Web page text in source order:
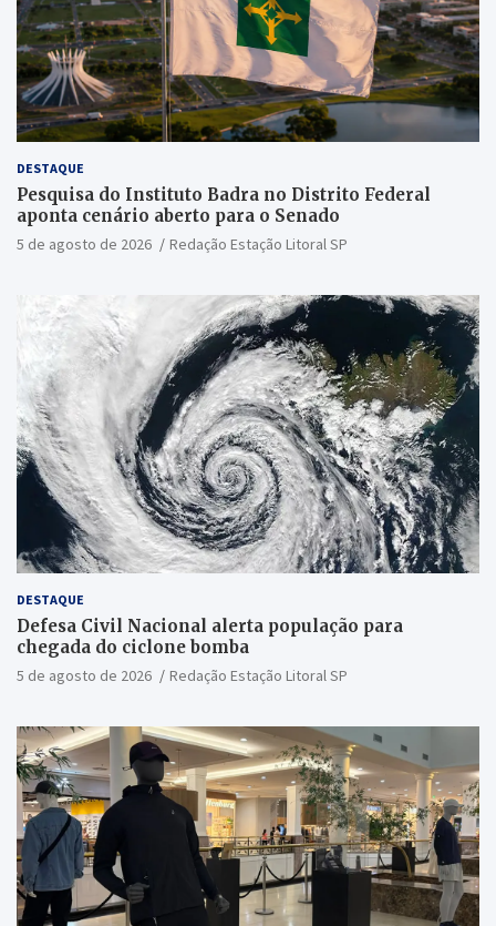
DESTAQUE
Pesquisa do Instituto Badra no Distrito Federal
aponta cenário aberto para o Senado
5 de agosto de 2026 Redação Estação Litoral SP
DESTAQUE
Defesa Civil Nacional alerta população para
chegada do ciclone bomba
5 de agosto de 2026 Redação Estação Litoral SP